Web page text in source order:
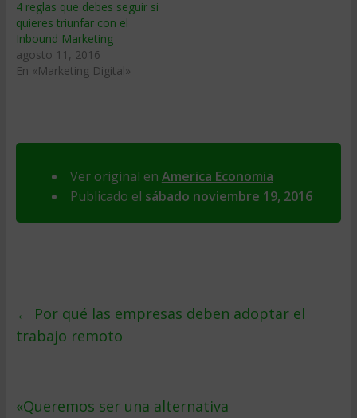
4 reglas que debes seguir si
quieres triunfar con el
Inbound Marketing
agosto 11, 2016
En «Marketing Digital»
Ver original en America Economia
Publicado el sábado noviembre 19, 2016
← Por qué las empresas deben adoptar el
trabajo remoto
«Queremos ser una alternativa